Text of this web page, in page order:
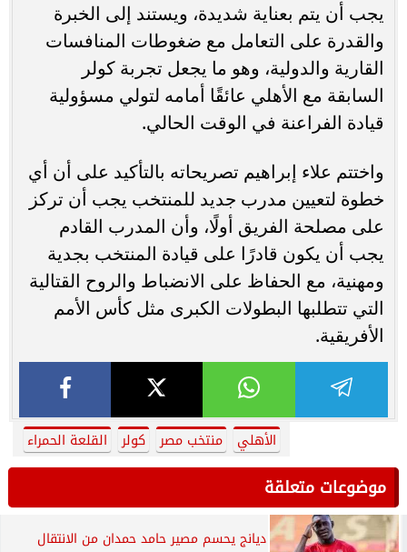
يجب أن يتم بعناية شديدة، ويستند إلى الخبرة
والقدرة على التعامل مع ضغوطات المنافسات
القارية والدولية، وهو ما يجعل تجربة كولر
السابقة مع الأهلي عائقًا أمامه لتولي مسؤولية
قيادة الفراعنة في الوقت الحالي.
واختتم علاء إبراهيم تصريحاته بالتأكيد على أن أي
خطوة لتعيين مدرب جديد للمنتخب يجب أن تركز
على مصلحة الفريق أولًا، وأن المدرب القادم
يجب أن يكون قادرًا على قيادة المنتخب بجدية
ومهنية، مع الحفاظ على الانضباط والروح القتالية
التي تتطلبها البطولات الكبرى مثل كأس الأمم
الأفريقية.
الأهلي منتخب مصر كولر القلعة الحمراء
موضوعات متعلقة
ديانج يحسم مصير حامد حمدان من الانتقال